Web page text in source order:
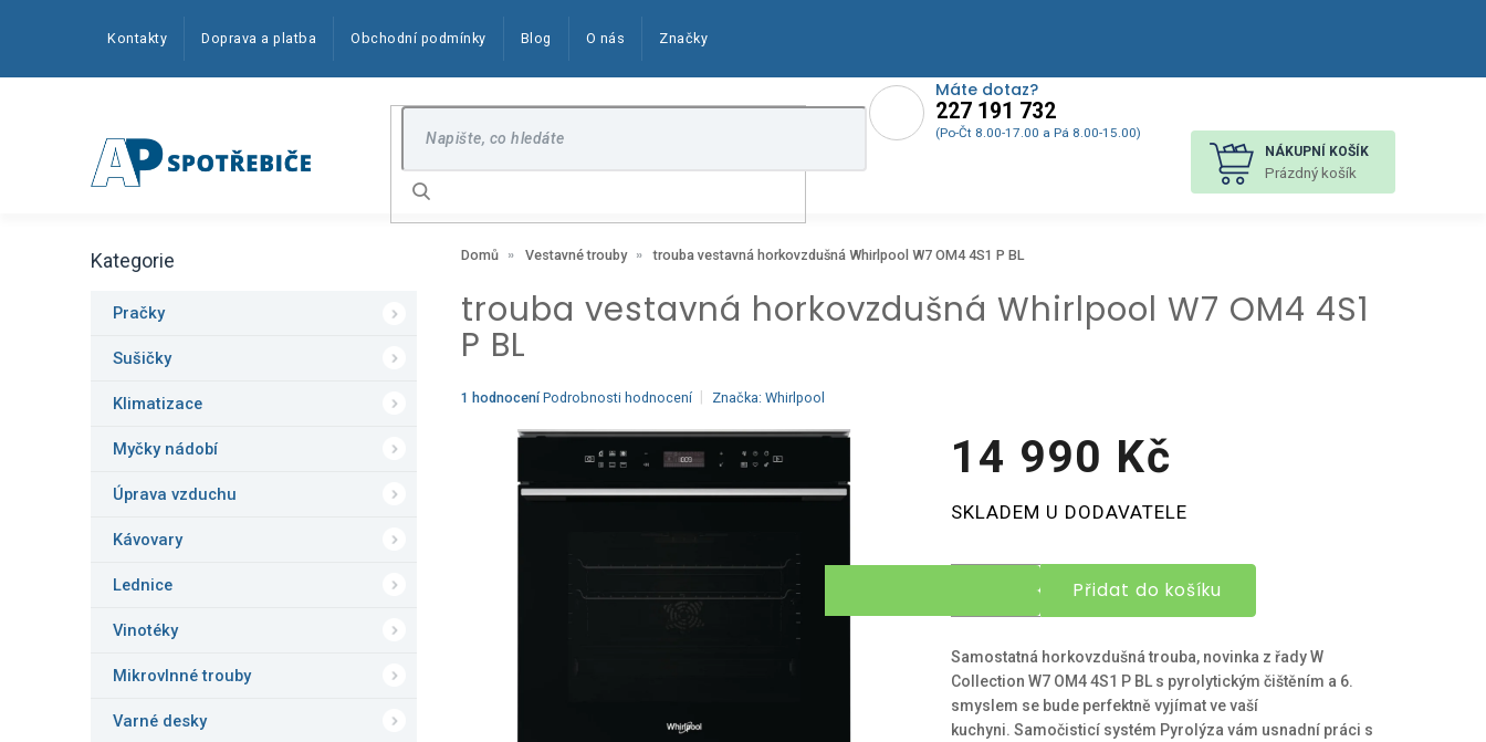
Máte dotaz?
227 191 732
(Po-Čt 8.00-17.00 a Pá 8.00-15.00)
Kontakty Doprava a platba Obchodní podmínky Blog O nás Značky
Hledat
NÁKUPNÍ KOŠÍK
Prázdný košík
o
Přeskočit
Kategorie
Pračky
Sušičky
Klimatizace
Myčky nádobí
Úprava vzduchu
Kávovary
Lednice
Vinotéky
Mikrovlnné trouby
Varné desky
Domů Vestavné trouby trouba vestavná horkovzdušná Whirlpool W7 OM4 4S1 P BL
trouba vestavná horkovzdušná Whirlpool W7 OM4 4S1
P BL
Průměrné
1 hodnocení Podrobnosti hodnocení Značka: Whirlpool
14 990 Kč
cena:
SKLADEM U DODAVATELE
Přidat do košíku
Samostatná horkovzdušná trouba, novinka z řady W
Collection W7 OM4 4S1 P BL s pyrolytickým čištěním a 6.
smyslem se bude perfektně vyjímat ve vaší
kuchyni. Samočisticí systém Pyrolýza vám usnadní práci s